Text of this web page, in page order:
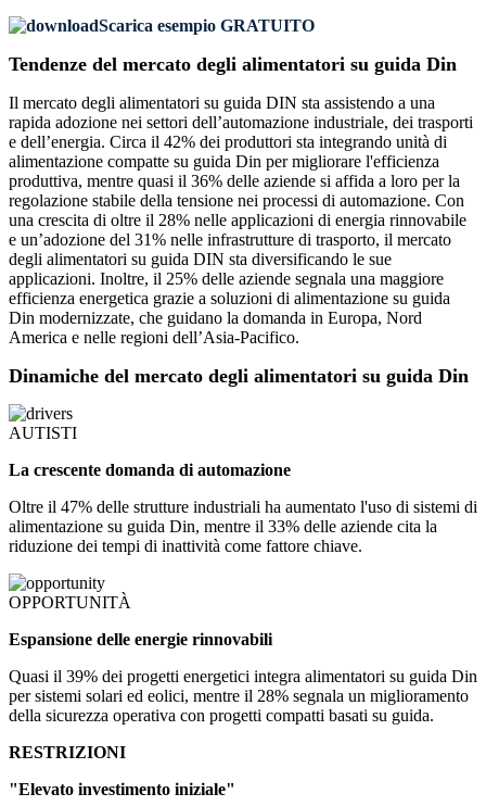
Scarica esempio GRATUITO
Tendenze del mercato degli alimentatori su guida Din
Il mercato degli alimentatori su guida DIN sta assistendo a una
rapida adozione nei settori dell’automazione industriale, dei trasporti
e dell’energia. Circa il 42% dei produttori sta integrando unità di
alimentazione compatte su guida Din per migliorare l'efficienza
produttiva, mentre quasi il 36% delle aziende si affida a loro per la
regolazione stabile della tensione nei processi di automazione. Con
una crescita di oltre il 28% nelle applicazioni di energia rinnovabile
e un’adozione del 31% nelle infrastrutture di trasporto, il mercato
degli alimentatori su guida DIN sta diversificando le sue
applicazioni. Inoltre, il 25% delle aziende segnala una maggiore
efficienza energetica grazie a soluzioni di alimentazione su guida
Din modernizzate, che guidano la domanda in Europa, Nord
America e nelle regioni dell’Asia-Pacifico.
Dinamiche del mercato degli alimentatori su guida Din
AUTISTI
La crescente domanda di automazione
Oltre il 47% delle strutture industriali ha aumentato l'uso di sistemi di
alimentazione su guida Din, mentre il 33% delle aziende cita la
riduzione dei tempi di inattività come fattore chiave.
OPPORTUNITÀ
Espansione delle energie rinnovabili
Quasi il 39% dei progetti energetici integra alimentatori su guida Din
per sistemi solari ed eolici, mentre il 28% segnala un miglioramento
della sicurezza operativa con progetti compatti basati su guida.
RESTRIZIONI
"Elevato investimento iniziale"